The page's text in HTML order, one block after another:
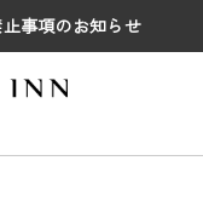
事項のお知らせ